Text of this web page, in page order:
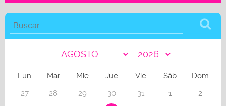
Lun Mar Mie Jue Vie Sáb
Dom
27
28 29 30 31 1
2